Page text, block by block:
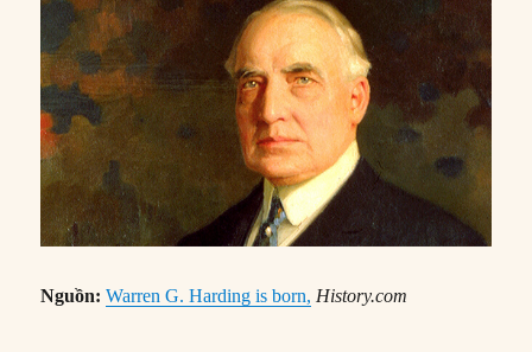
Nguồn:Warren G. Harding is born, History.com